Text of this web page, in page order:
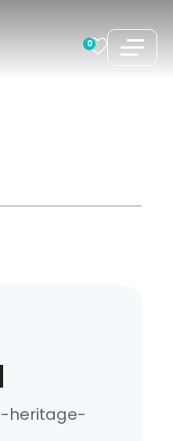
0
heritage-